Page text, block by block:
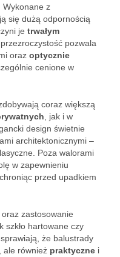
. Wykonane z
się dużą odpornością
je trwałym
pozwala
oraz optycznie
cenione w
coraz większą
, jak i w
design świetnie
architektonicznymi –
Poza walorami
w zapewnieniu
, chroniąc przed upadkiem
zastosowanie
szkło hartowane czy
że balustrady
ale również praktyczne i